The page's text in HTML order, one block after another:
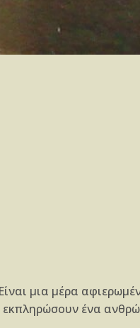
μια μέρα
ένα